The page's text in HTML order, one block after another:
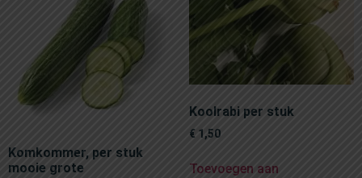
Komkommer, per stuk
mooie grote
Koolrabi per stuk
€ 1,50
Toevoegen aan